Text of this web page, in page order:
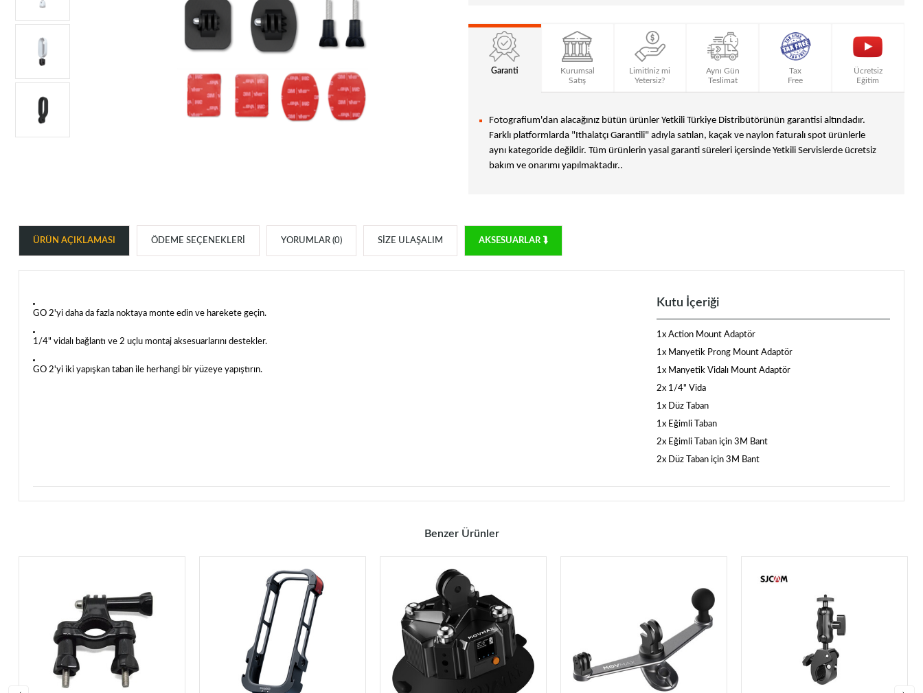
Garanti
Kurumsal
Satış
Limitiniz mi
Yetersiz?
Aynı Gün
Teslimat
Tax
Free
Ücretsiz
Eğitim
Fotografium'dan alacağınız bütün ürünler Yetkili Türkiye Distribütörünün garantisi altındadır.
Farklı platformlarda "Ithalatçı Garantili" adıyla satılan, kaçak ve naylon faturalı spot ürünlerle
aynı kategoride değildir. Tüm ürünlerin yasal garanti süreleri içersinde Yetkili Servislerde ücretsiz
bakım ve onarımı yapılmaktadır..
ÜRÜN AÇIKLAMASI ÖDEME SEÇENEKLERI YORUMLAR (0) SIZE ULAŞALIM AKSESUARLAR ⮯
GO 2'yi daha da fazla noktaya monte edin ve harekete geçin.
1/4" vidalı bağlantı ve 2 uçlu montaj aksesuarlarını destekler.
GO 2'yi iki yapışkan taban ile herhangi bir yüzeye yapıştırın.
Kutu İçeriği
1x Action Mount Adaptör
1x Manyetik Prong Mount Adaptör
1x Manyetik Vidalı Mount Adaptör
2x 1/4" Vida
1x Düz Taban
1x Eğimli Taban
2x Eğimli Taban için 3M Bant
2x Düz Taban için 3M Bant
Benzer Ürünler